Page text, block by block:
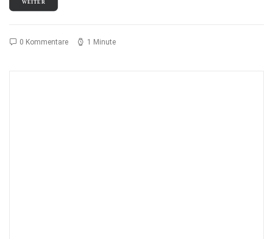
WEITER
0 Kommentare 1 Minute